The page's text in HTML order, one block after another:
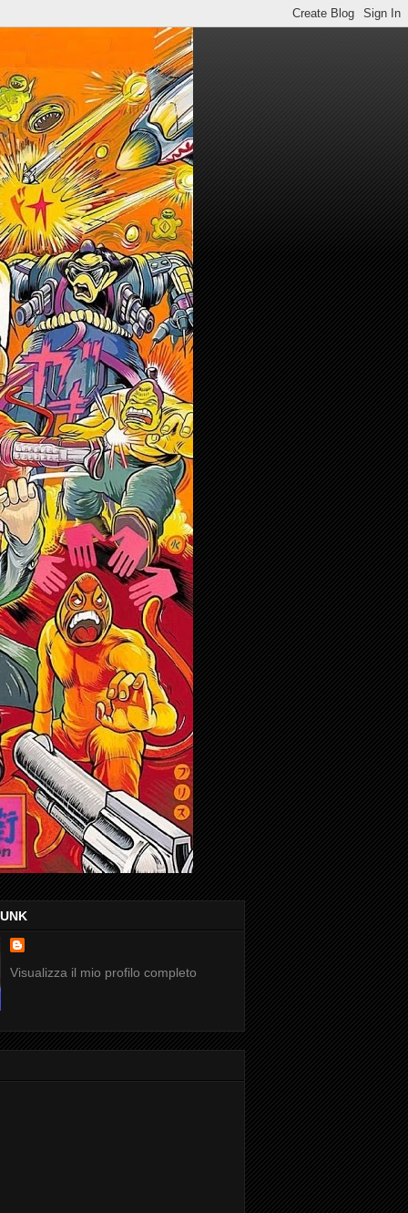
Visualizza il mio profilo completo